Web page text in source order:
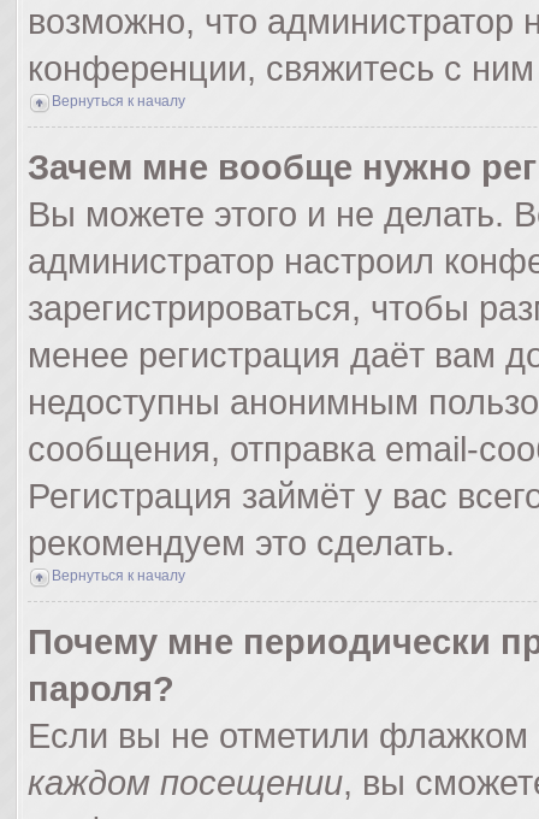
возможно, что администратор
конференции, свяжитесь с
Вернуться к началу
Зачем мне вообще нужно
Вы можете этого и не делать.
администратор настроил
зарегистрироваться, чтобы
менее регистрация даёт вам
недоступны анонимным
сообщения, отправка email-
Регистрация займёт у вас
рекомендуем это сделать.
Вернуться к началу
Почему мне периодически
пароля?
Если вы не отметили флажком
каждом посещении, вы